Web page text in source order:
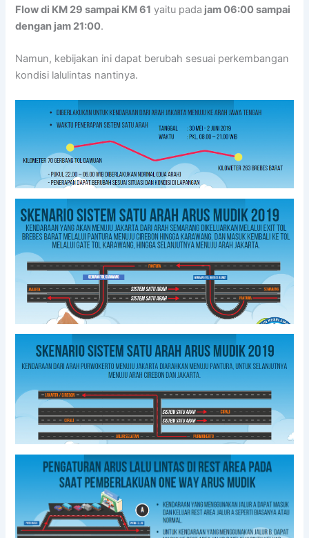
Flow di KM 29 sampai KM 61 yaitu pada jam 06:00 sampai
dengan jam 21:00.
Namun, kebijakan ini dapat berubah sesuai perkembangan
kondisi lalulintas nantinya.